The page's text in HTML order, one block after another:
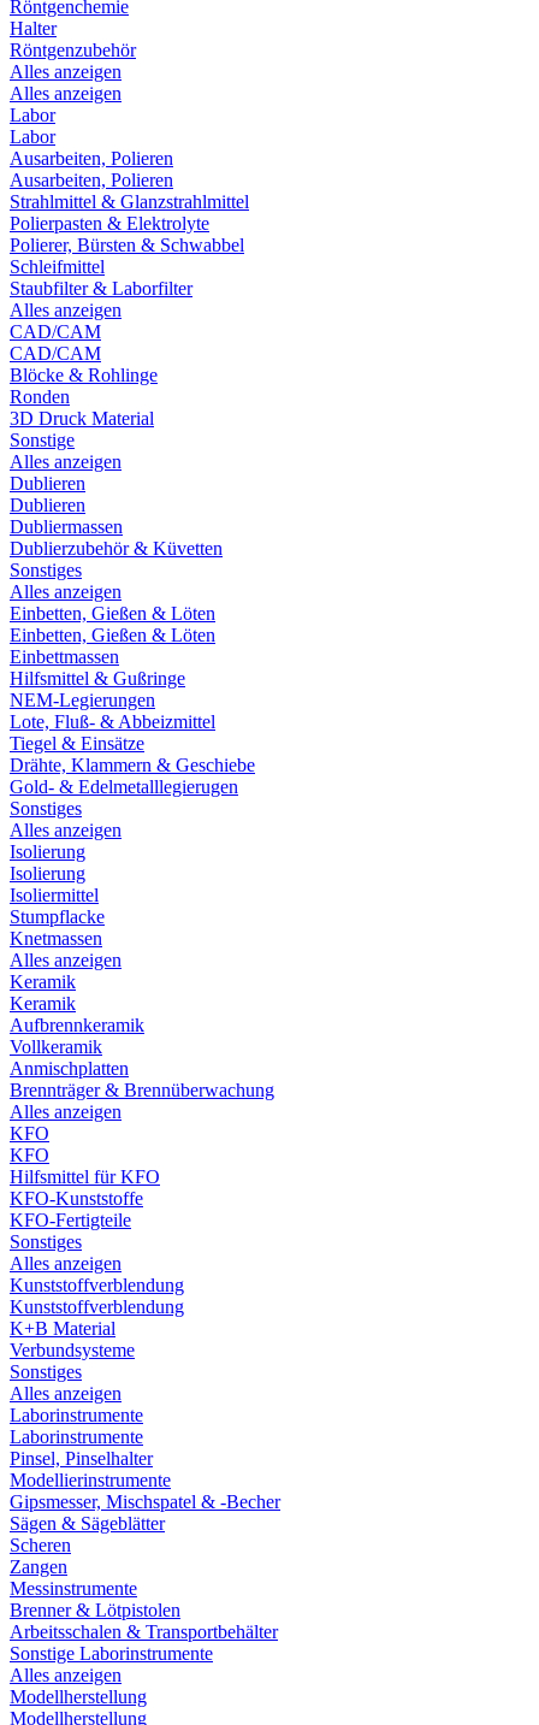
Röntgenchemie
Halter
Röntgenzubehör
Alles anzeigen
Alles anzeigen
Labor
Labor
Ausarbeiten, Polieren
Ausarbeiten, Polieren
Strahlmittel & Glanzstrahlmittel
Polierpasten & Elektrolyte
Polierer, Bürsten & Schwabbel
Schleifmittel
Staubfilter & Laborfilter
Alles anzeigen
CAD/CAM
CAD/CAM
Blöcke & Rohlinge
Ronden
3D Druck Material
Sonstige
Alles anzeigen
Dublieren
Dublieren
Dubliermassen
Dublierzubehör & Küvetten
Sonstiges
Alles anzeigen
Einbetten, Gießen & Löten
Einbetten, Gießen & Löten
Einbettmassen
Hilfsmittel & Gußringe
NEM-Legierungen
Lote, Fluß- & Abbeizmittel
Tiegel & Einsätze
Drähte, Klammern & Geschiebe
Gold- & Edelmetalllegierugen
Sonstiges
Alles anzeigen
Isolierung
Isolierung
Isoliermittel
Stumpflacke
Knetmassen
Alles anzeigen
Keramik
Keramik
Aufbrennkeramik
Vollkeramik
Anmischplatten
Brennträger & Brennüberwachung
Alles anzeigen
KFO
KFO
Hilfsmittel für KFO
KFO-Kunststoffe
KFO-Fertigteile
Sonstiges
Alles anzeigen
Kunststoffverblendung
Kunststoffverblendung
K+B Material
Verbundsysteme
Sonstiges
Alles anzeigen
Laborinstrumente
Laborinstrumente
Pinsel, Pinselhalter
Modellierinstrumente
Gipsmesser, Mischspatel & -Becher
Sägen & Sägeblätter
Scheren
Zangen
Messinstrumente
Brenner & Lötpistolen
Arbeitsschalen & Transportbehälter
Sonstige Laborinstrumente
Alles anzeigen
Modellherstellung
Modellherstellung